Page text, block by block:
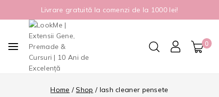
Livrare gratuită la comenzi de la 1000 lei!
0
Home / Shop / lash cleaner pensete